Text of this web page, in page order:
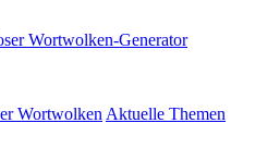
Wortwolken Aktuelle Themen